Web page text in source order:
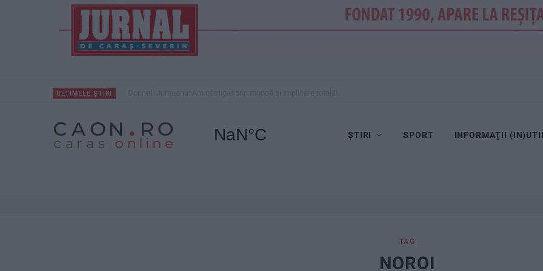
ULTIMELE ȘTIRI
ȘTIRI SPORT INFORMAŢII
TAG
NOROI